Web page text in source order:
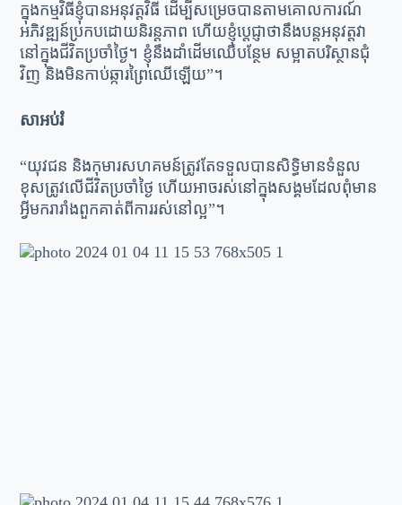
ក្នុងកម្មវិធីខ្ញុំបានអនុវត្តវិធី ដើម្បីសម្រេចបានតាមគោលការណ៍
អភិវឌ្ឍន៍ប្រកបដោយនិរន្តភាព ហើយខ្ញុំប្តេជ្ញាថានឹងបន្តអនុវត្តវា
នៅក្នុងជីវិតប្រចាំថ្ងៃ។ ខ្ញុំនឹងដាំដើមឈើបន្ថែម សម្អាតបរិស្ថានជុំ
វិញ និងមិនកាប់ឆ្ការព្រៃឈើឡើយ”។
សាអប់រំ
“យុវជន និងកុមារសហគមន៍ត្រូវតែទទួលបានសិទ្ធិមានទំនួល
ខុសត្រូវលើជីវិតប្រចាំថ្ងៃ ហើយអាចរស់នៅក្នុងសង្គមដែលពុំមាន
អ្វីមករារាំងពួកគាត់ពីការរស់នៅល្អ”។